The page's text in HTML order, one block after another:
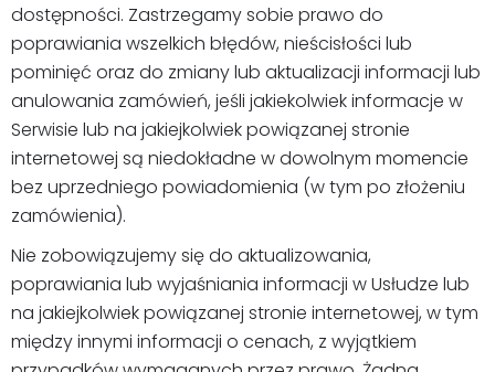
dostępności. Zastrzegamy sobie prawo do
poprawiania wszelkich błędów, nieścisłości lub
pominięć oraz do zmiany lub aktualizacji informacji lub
anulowania zamówień, jeśli jakiekolwiek informacje w
Serwisie lub na jakiejkolwiek powiązanej stronie
internetowej są niedokładne w dowolnym momencie
bez uprzedniego powiadomienia (w tym po złożeniu
zamówienia).
Nie zobowiązujemy się do aktualizowania,
poprawiania lub wyjaśniania informacji w Usłudze lub
na jakiejkolwiek powiązanej stronie internetowej, w tym
między innymi informacji o cenach, z wyjątkiem